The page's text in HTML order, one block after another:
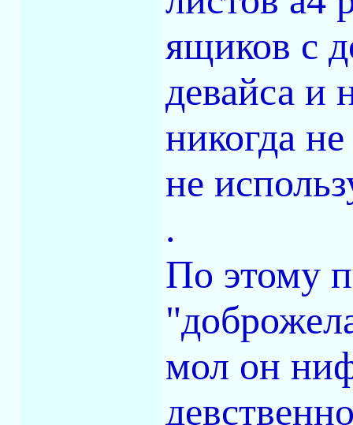
ящиков с
девайса и
никогда
не
.
По этому
мол он